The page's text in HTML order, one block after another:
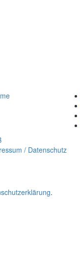
/ Datenschutz
.